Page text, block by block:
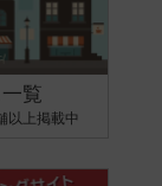
覧
以上掲載中